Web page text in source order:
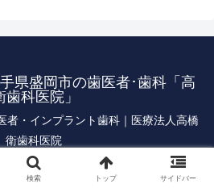
県盛岡市の歯医者･歯科「高
歯科医院」
者・インプラント歯科｜医療法人高橋
衛歯科医院
検索 トップ サイドバー